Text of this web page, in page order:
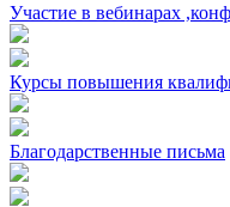
Участие в вебинарах
Курсы повышения
Благодарственные письма